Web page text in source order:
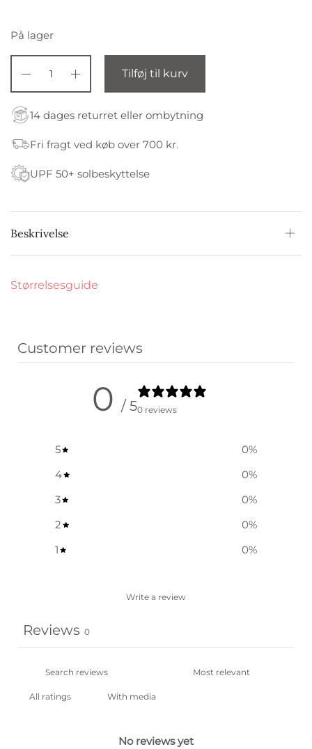
På lager
Tilføj til kurv
14 dages returret eller ombytning
Fri fragt ved køb over 700 kr.
UPF 50+ solbeskyttelse
Beskrivelse
Størrelsesguide
Customer reviews
0 / 50 reviews
5 0%
4
0%
3
0%
2
0%
1
0%
Write a review
Reviews 0
With media
No reviews yet